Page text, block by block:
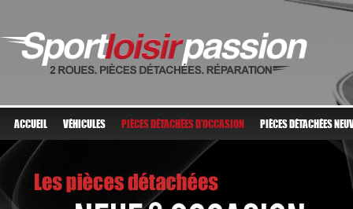
ACCUEIL VÉHICULES PIÈCES DÉTACHÉES D'OCCASION PIÈCES DÉTACHÉES